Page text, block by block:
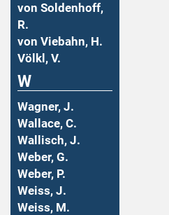
von Soldenhoff,
R.
von Viebahn, H.
Völkl, V.
W
Wagner, J.
Wallace, C.
Wallisch, J.
Weber, G.
Weber, P.
Weiss, J.
Weiss, M.